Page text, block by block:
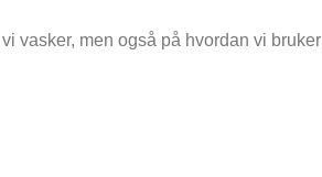
vasker, men også på hvordan vi bruker